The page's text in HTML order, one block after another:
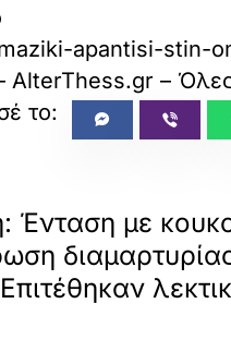
apantisi-stin-
– Όλες
Ένταση με